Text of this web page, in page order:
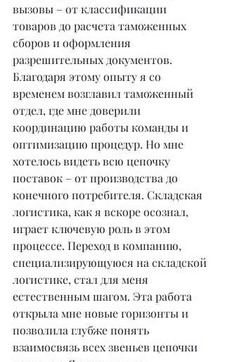
вызовы – от классификации
товаров до расчета таможенных
сборов и оформления
разрешительных документов.
Благодаря этому опыту я со
временем возглавил таможенный
отдел, где мне доверили
координацию работы команды и
оптимизацию процедур. Но мне
хотелось видеть всю цепочку
поставок – от производства до
конечного потребителя. Складская
логистика, как я вскоре осознал,
играет ключевую роль в этом
процессе. Переход в компанию,
специализирующуюся на складской
логистике, стал для меня
естественным шагом. Эта работа
открыла мне новые горизонты и
позволила глубже понять
взаимосвязь всех звеньев цепочки